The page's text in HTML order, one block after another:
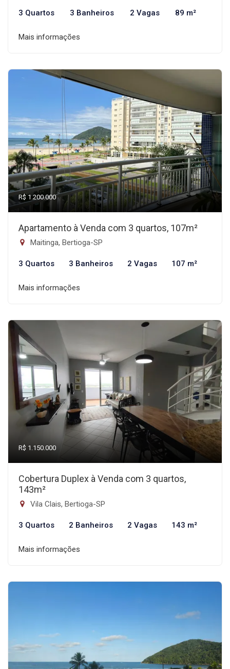
3 Quartos 3 Banheiros 2 Vagas 89 m²
Mais informações
R$ 1.200.000
Apartamento à Venda com 3 quartos, 107m²
Maitinga, Bertioga-SP
3 Quartos 3 Banheiros 2 Vagas 107 m²
Mais informações
R$ 1.150.000
Cobertura Duplex à Venda com 3 quartos,
143m²
Vila Clais, Bertioga-SP
3 Quartos 2 Banheiros 2 Vagas 143 m²
Mais informações